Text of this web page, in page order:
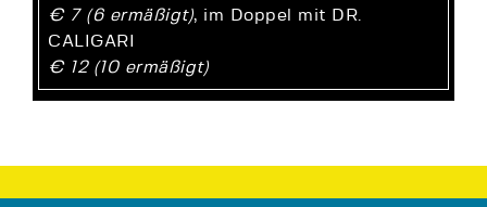
€ 7 (6 ermäßigt), im Doppel mit DR.
CALIGARI
€ 12 (10 ermäßigt)